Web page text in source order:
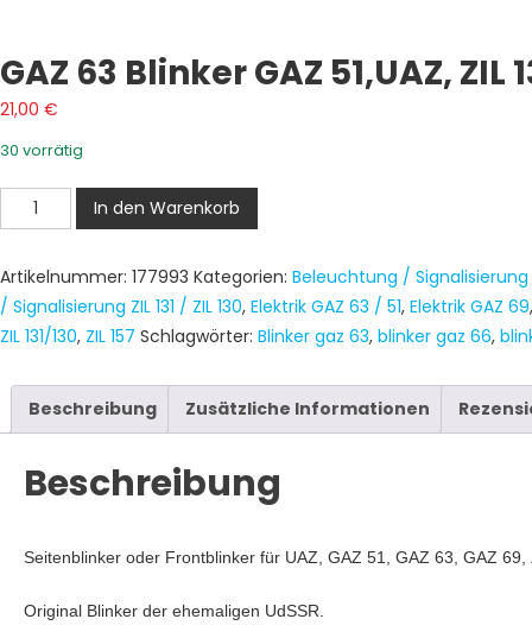
GAZ 63 Blinker GAZ 51,UAZ, ZIL
21,00 €
30 vorrätig
63
GAZ
51,UAZ,
ZIL
131
Menge
In den Warenkorb
Artikelnummer: 177993 Kategorien: Beleuchtung / Signalisierung
/ Signalisierung ZIL 131 / ZIL 130, Elektrik GAZ 63 / 51, Elektrik GAZ 69
ZIL 131/130, ZIL 157 Schlagwörter: Blinker gaz 63, blinker gaz 66,
Beschreibung Zusätzliche Informationen
Beschreibung
Seitenblinker oder Frontblinker für UAZ, GAZ 51, GAZ 63, GAZ 69,
Original Blinker der ehemaligen UdSSR.